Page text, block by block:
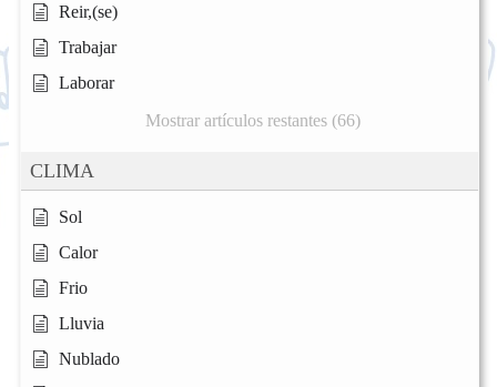
Reir,(se)
Trabajar
Laborar
Mostrar artículos restantes (66)
CLIMA
Sol
Calor
Frio
Lluvia
Nublado